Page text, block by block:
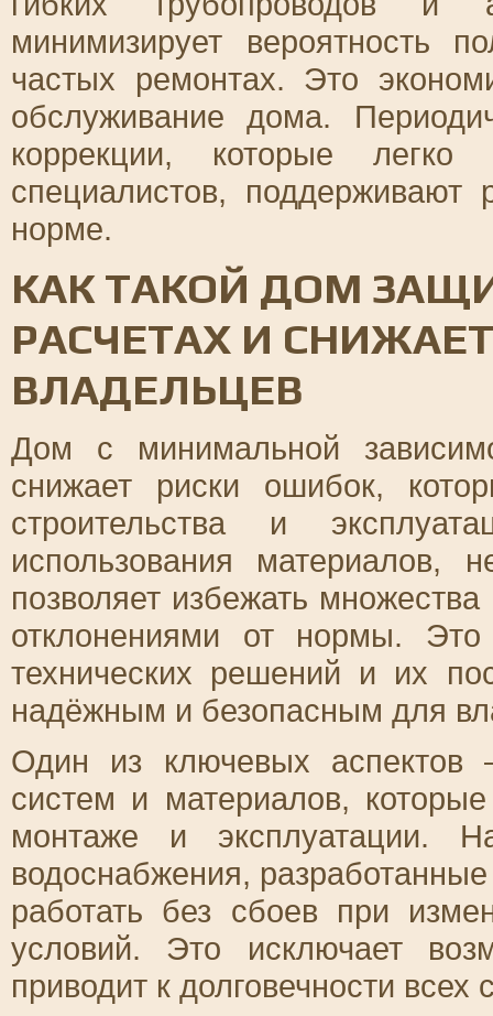
минимизирует вероятность
частых ремонтах. Это
обслуживание дома.
коррекции, которые легко
специалистов, поддерживают
норме.
КАК ТАКОЙ ДОМ
РАСЧЕТАХ И
ВЛАДЕЛЬЦЕВ
Дом с минимальной
снижает риски ошибок,
строительства и
использования материалов,
позволяет избежать
отклонениями от нормы. Это
технических решений и их
надёжным и безопасным для
Один из ключевых аспектов
систем и материалов,
монтаже и эксплуатации.
водоснабжения,
работать без сбоев при
условий. Это исключает
приводит к долговечности всех